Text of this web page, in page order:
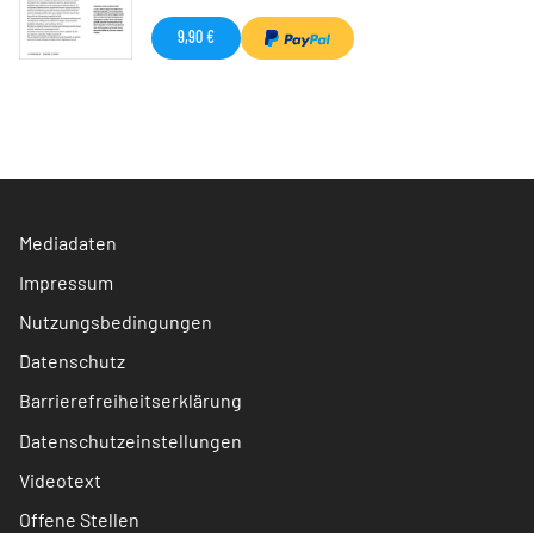
9,90 €
Mediadaten
Impressum
Nutzungsbedingungen
Datenschutz
Barrierefreiheitserklärung
Datenschutzeinstellungen
Videotext
Offene Stellen